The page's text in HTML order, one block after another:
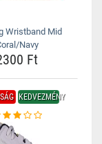
Wristband Mid
Navy
Ft
KEDVEZMÉNY